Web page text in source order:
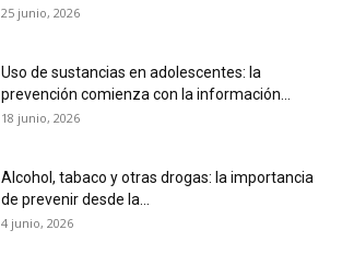
25 junio, 2026
Uso de sustancias en adolescentes: la
prevención comienza con la información...
18 junio, 2026
Alcohol, tabaco y otras drogas: la importancia
de prevenir desde la...
4 junio, 2026